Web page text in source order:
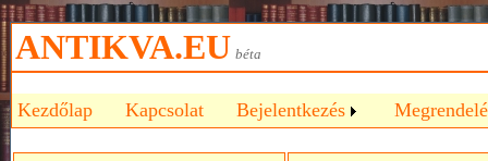
ANTIKVA.EU béta
Kezdőlap Kapcsolat Bejelentkezés